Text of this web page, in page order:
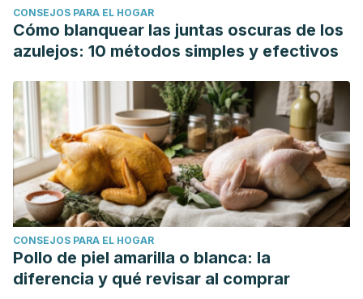
CONSEJOS PARA EL HOGAR
Cómo blanquear las juntas oscuras de los
azulejos: 10 métodos simples y efectivos
CONSEJOS PARA EL HOGAR
Pollo de piel amarilla o blanca: la
diferencia y qué revisar al comprar